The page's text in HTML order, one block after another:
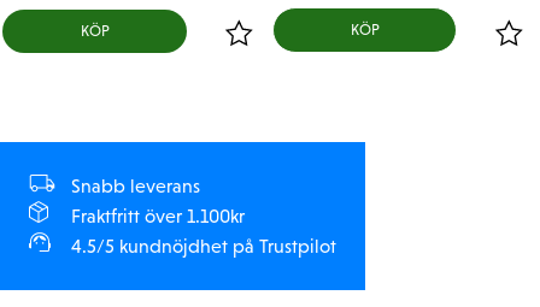
KÖP
Snabb leverans
Fraktfritt över 1.100kr
4.5/5 kundnöjdhet på Trustpilot